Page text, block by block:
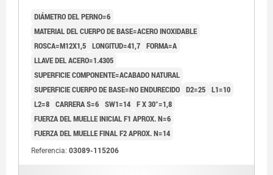
ACABADO NATURAL
DIÁMETRO DEL PERNO=6
MATERIAL DEL CUERPO DE BASE=ACERO INOXIDABLE
ROSCA=M12X1,5 LONGITUD=41,7 FORMA=A
LLAVE DEL ACERO=1.4305
SUPERFICIE COMPONENTE=ACABADO NATURAL
SUPERFICIE CUERPO DE BASE=NO ENDURECIDO D2=25 L1=10
L2=8 CARRERA S=6 SW1=14 F X 30°=1,8
FUERZA DEL MUELLE INICIAL F1 APROX. N=6
FUERZA DEL MUELLE FINAL F2 APROX. N=14
Referencia: 03089-115206